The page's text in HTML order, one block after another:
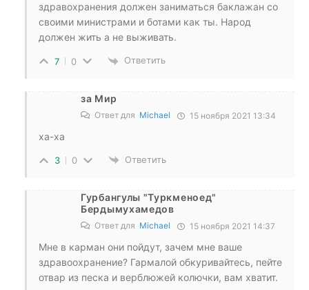
здравохранения должен заниматься баклажан со
своими министрами и ботами как ты. Народ
должен жить а не выживать.
7 0 Ответить
за Мир
Ответ для Michael 15 ноября 2021 13:34
ха-ха
3 0 Ответить
Гурбангулы "Туркменоед"
Бердымухамедов
Ответ для Michael 15 ноября 2021 14:37
Мне в карман они пойдут, зачем мне ваше
здравоохранение? Гармалой обкуривайтесь, пейте
отвар из песка и верблюжей колючки, вам хватит.